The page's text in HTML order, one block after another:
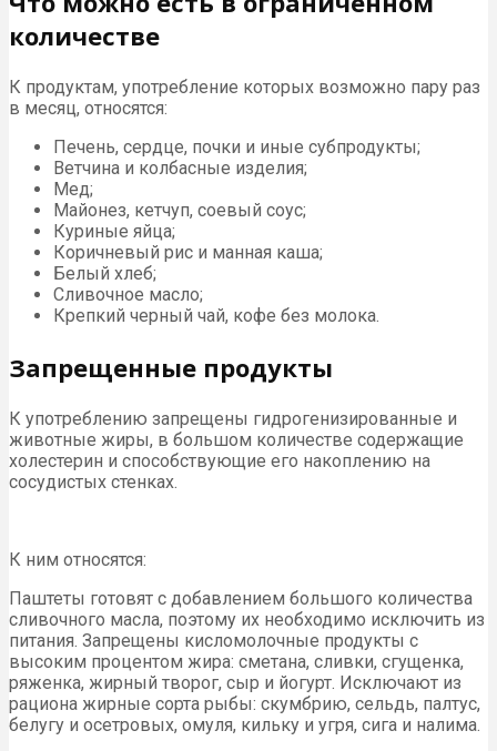
количестве
К продуктам, употребление которых возможно пару раз
в месяц, относятся:
Печень, сердце, почки и иные субпродукты;
Ветчина и колбасные изделия;
Мед;
Майонез, кетчуп, соевый соус;
Куриные яйца;
Коричневый рис и манная каша;
Белый хлеб;
Сливочное масло;
Крепкий черный чай, кофе без молока.
Запрещенные продукты
К употреблению запрещены гидрогенизированные и
животные жиры, в большом количестве содержащие
холестерин и способствующие его накоплению на
сосудистых стенках.
К ним относятся:
Паштеты готовят с добавлением большого количества
сливочного масла, поэтому их необходимо исключить из
питания. Запрещены кисломолочные продукты с
высоким процентом жира: сметана, сливки, сгущенка,
ряженка, жирный творог, сыр и йогурт. Исключают из
рациона жирные сорта рыбы: скумбрию, сельдь, палтус,
белугу и осетровых, омуля, кильку и угря, сига и налима.